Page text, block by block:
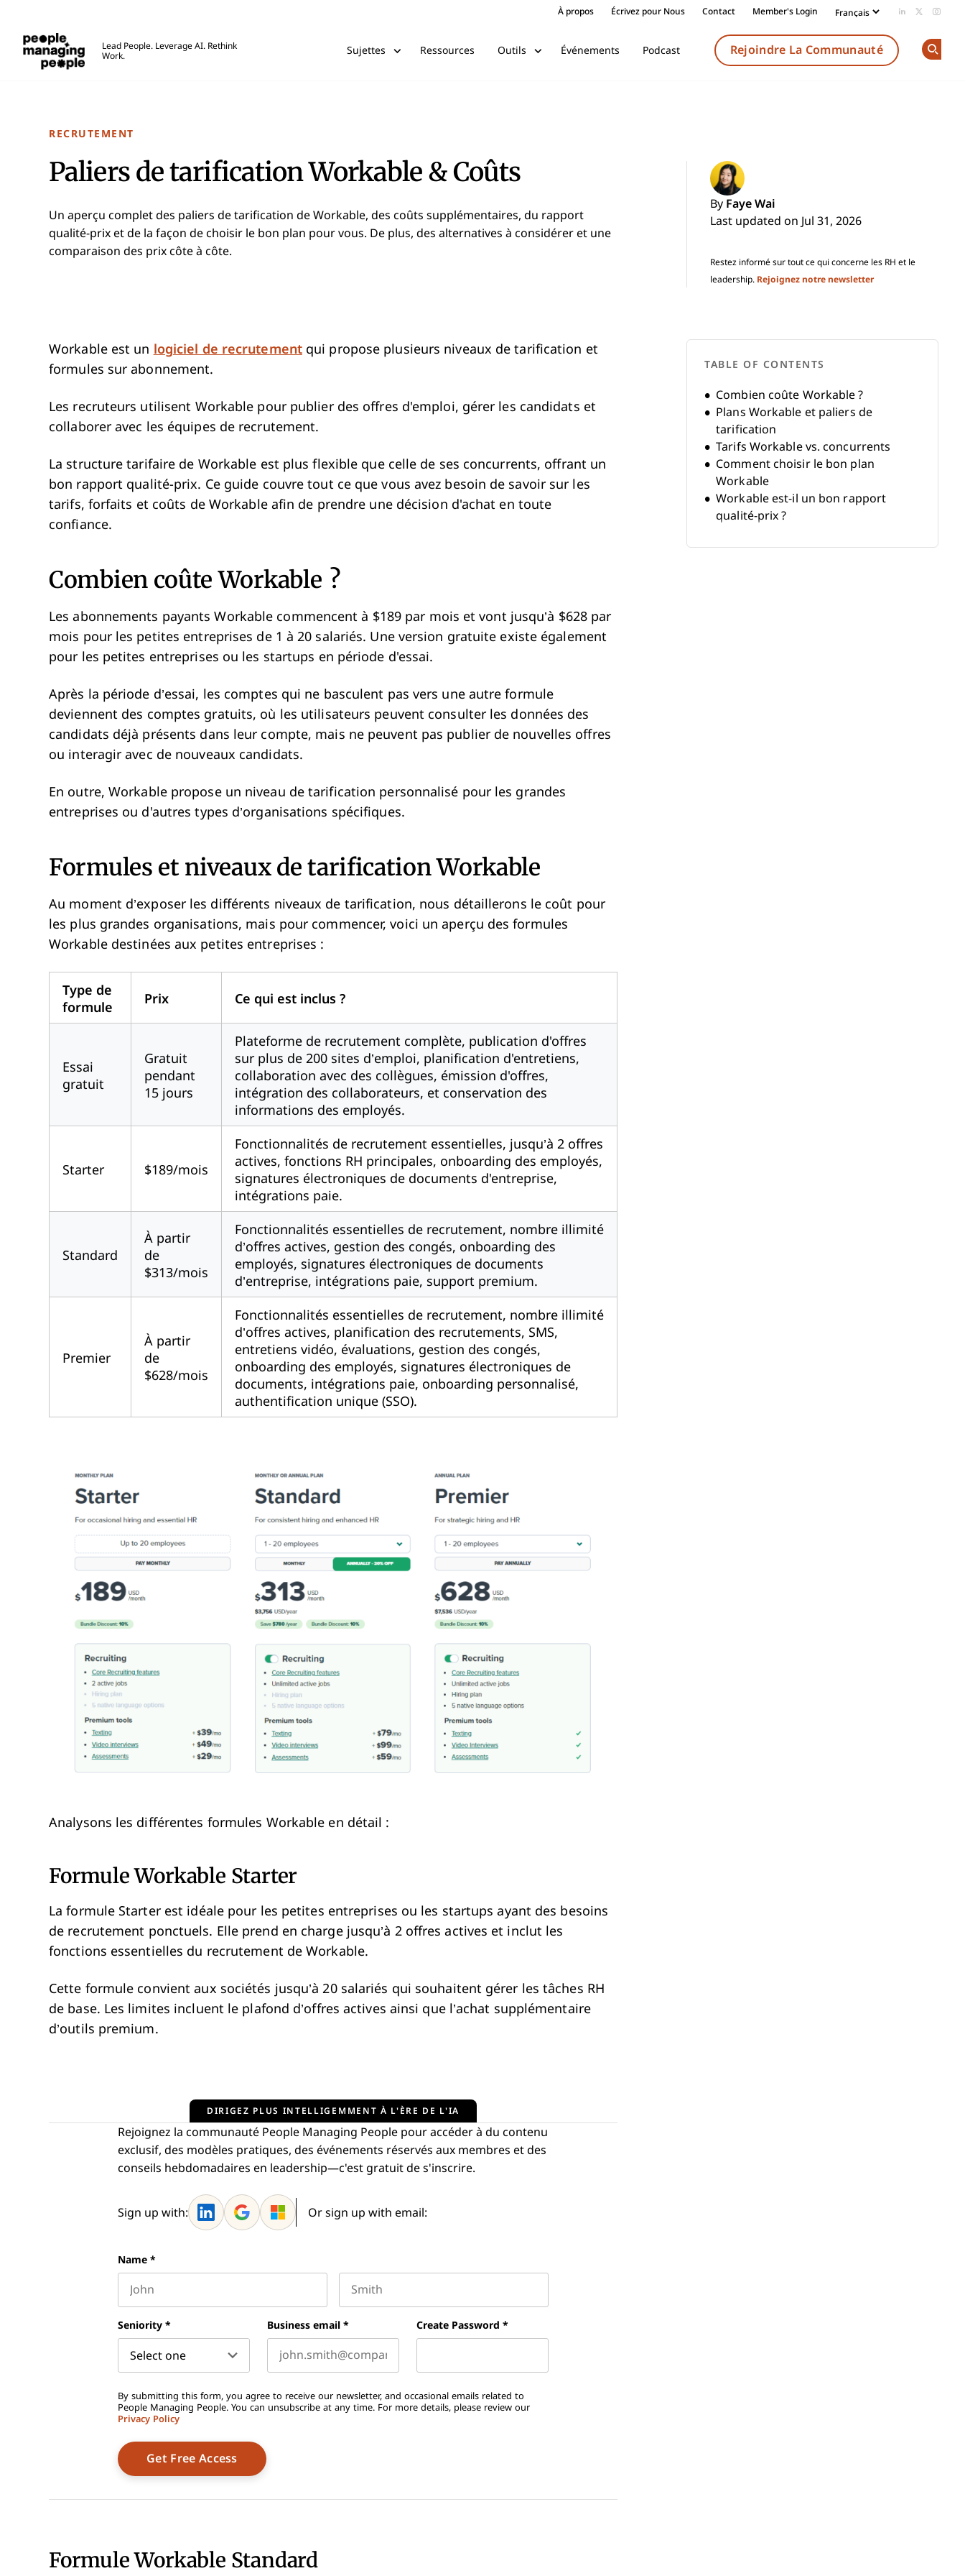
À propos Écrivez pour Nous Contact Member's Login Add us on
Follow
Lead People. Leverage AI. Rethink
Work.
Sujettes Ressources Outils Événements Podcast Rejoindre La Communauté
RECRUTEMENT
Paliers de tarification Workable & Coûts
By Faye Wai
Last updated on Jul 31, 2026
Restez informé sur tout ce qui concerne les RH et le
leadership. Rejoignez notre newsletter
Un aperçu complet des paliers de tarification de Workable, des coûts supplémentaires, du rapport
qualité-prix et de la façon de choisir le bon plan pour vous. De plus, des alternatives à considérer et une
comparaison des prix côte à côte.
Workable est un logiciel de recrutementqui propose plusieurs niveaux de tarification et
formules sur abonnement.
Les recruteurs utilisent Workable pour publier des offres d'emploi, gérer les candidats et
collaborer avec les équipes de recrutement.
La structure tarifaire de Workable est plus flexible que celle de ses concurrents, offrant un
bon rapport qualité-prix. Ce guide couvre tout ce que vous avez besoin de savoir sur les
tarifs, forfaits et coûts de Workable afin de prendre une décision d'achat en toute
confiance.
Combien coûte Workable ?
Les abonnements payants Workable commencent à $189 par mois et vont jusqu’à $628 par
mois pour les petites entreprises de 1 à 20 salariés. Une version gratuite existe également
pour les petites entreprises ou les startups en période d'essai.
Après la période d’essai, les comptes qui ne basculent pas vers une autre formule
deviennent des comptes gratuits, où les utilisateurs peuvent consulter les données des
candidats déjà présents dans leur compte, mais ne peuvent pas publier de nouvelles offres
ou interagir avec de nouveaux candidats.
En outre, Workable propose un niveau de tarification personnalisé pour les grandes
entreprises ou d'autres types d’organisations spécifiques.
Formules et niveaux de tarification Workable
Au moment d’exposer les différents niveaux de tarification, nous détaillerons le coût pour
les plus grandes organisations, mais pour commencer, voici un aperçu des formules
Workable destinées aux petites entreprises :
Type de
formule
Prix Ce qui est inclus ?
Essai
gratuit
Gratuit
pendant
15 jours
Plateforme de recrutement complète, publication d'offres
sur plus de 200 sites d’emploi, planification d'entretiens,
collaboration avec des collègues, émission d'offres,
intégration des collaborateurs, et conservation des
informations des employés.
Starter $189/mois
Fonctionnalités de recrutement essentielles, jusqu’à 2 offres
actives, fonctions RH principales, onboarding des employés,
signatures électroniques de documents d'entreprise,
intégrations paie.
Standard
À partir
de
$313/mois
Fonctionnalités essentielles de recrutement, nombre illimité
d’offres actives, gestion des congés, onboarding des
employés, signatures électroniques de documents
d’entreprise, intégrations paie, support premium.
Premier
À partir
de
$628/mois
Fonctionnalités essentielles de recrutement, nombre illimité
d’offres actives, planification des recrutements, SMS,
entretiens vidéo, évaluations, gestion des congés,
onboarding des employés, signatures électroniques de
documents, intégrations paie, onboarding personnalisé,
authentification unique (SSO).
Analysons les différentes formules Workable en détail :
Formule Workable Starter
La formule Starter est idéale pour les petites entreprises ou les startups ayant des besoins
de recrutement ponctuels. Elle prend en charge jusqu’à 2 offres actives et inclut les
fonctions essentielles du recrutement de Workable.
Cette formule convient aux sociétés jusqu’à 20 salariés qui souhaitent gérer les tâches RH
de base. Les limites incluent le plafond d’offres actives ainsi que l’achat supplémentaire
d’outils premium.
DIRIGEZ PLUS INTELLIGEMMENT À L'ÈRE DE L'IA
Rejoignez la communauté People Managing People pour accéder à du contenu
exclusif, des modèles pratiques, des événements réservés aux membres et des
conseils hebdomadaires en leadership—c'est gratuit de s'inscrire.
Sign up with: Or sign up with email:
Name *
Seniority * Business email * Create Password *
By submitting this form, you agree to receive our newsletter, and occasional emails related to
People Managing People. You can unsubscribe at any time. For more details, please review our
Privacy Policy
Formule Workable Standard
TABLE OF CONTENTS
Combien coûte Workable ?
Plans Workable et paliers de
tarification
Tarifs Workable vs. concurrents
Comment choisir le bon plan
Workable
Workable est-il un bon rapport
qualité-prix ?